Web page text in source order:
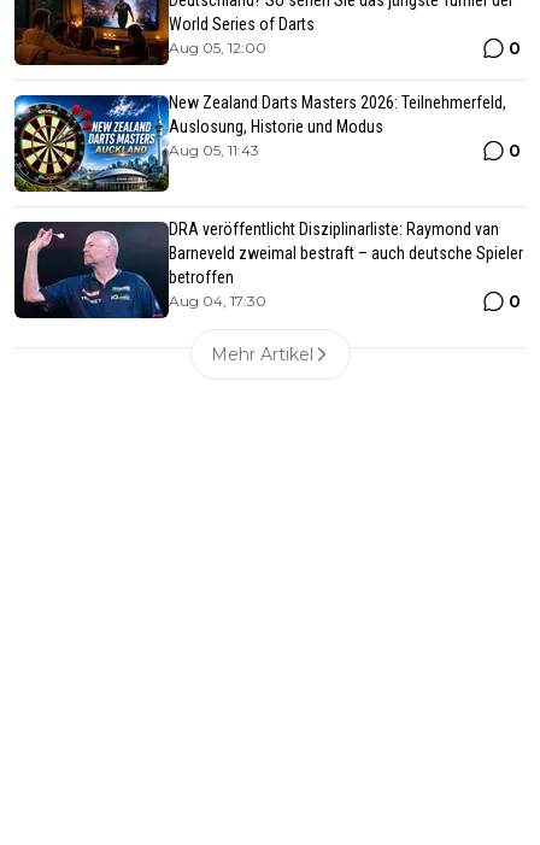
World Series of Darts
Aug 05, 12:00 0
New Zealand Darts Masters 2026: Teilnehmerfeld,
Auslosung, Historie und Modus
Aug 05, 11:43 0
DRA veröffentlicht Disziplinarliste: Raymond van
Barneveld zweimal bestraft – auch deutsche Spieler
betroffen
Aug 04, 17:30 0
Mehr Artikel